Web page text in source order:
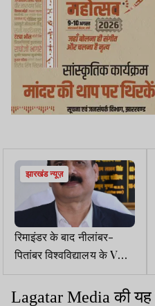
झारखंड न्यूज़
रिमाइंडर के बाद नीलांबर-
पितांबर विश्वविद्यालय के VC ने
20 हजार बकाया किया जमा
Lagatar Mediaकी यह